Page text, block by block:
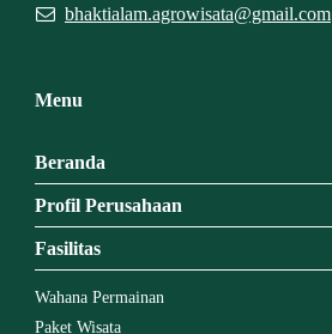
bhaktialam.agrowisata@gmail.com
Menu
Beranda
Profil Perusahaan
Fasilitas
Wahana Permainan
Paket Wisata